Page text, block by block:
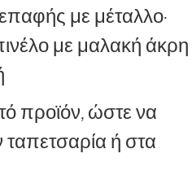
με μέταλλο·
με μαλακή άκρη
προϊόν, ώστε να
ταπετσαρία ή στα